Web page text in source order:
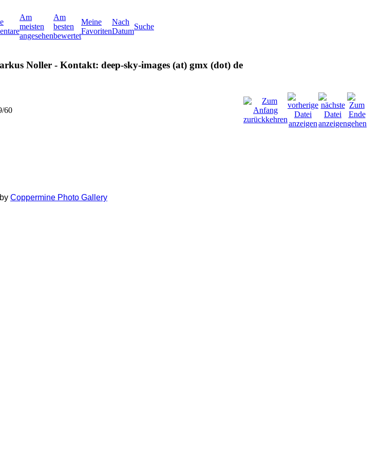
Am
meisten
angesehen
Am
besten
bewertet
Meine
Favoriten
Nach
Datum
Suche
Noller - Kontakt: deep-sky-images (at) gmx (dot) de
60
Coppermine Photo Gallery